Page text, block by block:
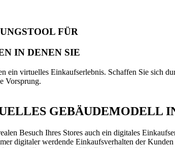
FÜR
IN DENEN SIE
virtuelles Einkaufserlebnis. Schaffen Sie sich
Vorsprung.
GEBÄUDEMODELL
Besuch Ihres Stores auch ein digitales
digitaler werdende Einkaufsverhalten der